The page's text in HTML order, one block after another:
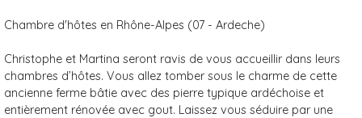
Chambre d'hôtes en Rhône-Alpes (07 - Ardeche)
Christophe et Martina seront ravis de vous accueillir dans leurs
chambres d’hôtes. Vous allez tomber sous le charme de cette
ancienne ferme bâtie avec des pierre typique ardéchoise et
entièrement rénovée avec gout. Laissez vous séduire par une